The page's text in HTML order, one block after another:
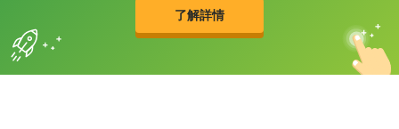
了解詳情
的品牌故事